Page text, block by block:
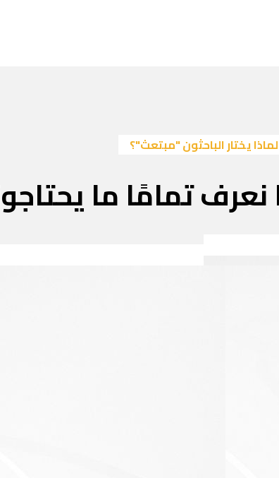
لماذا يختار الباحثون "مبتعث"؟
نعرف تمامًا ما